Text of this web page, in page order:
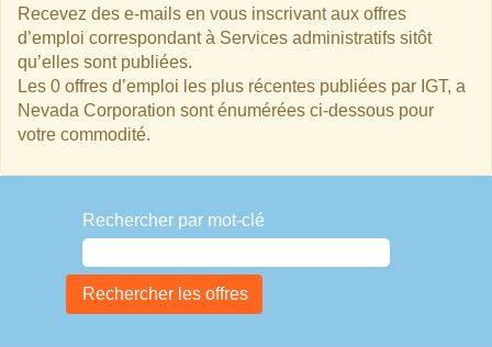
Recevez des e-mails en vous inscrivant aux offres
d’emploi correspondant à Services administratifs sitôt
qu’elles sont publiées.
Les 0 offres d’emploi les plus récentes publiées par IGT, a
Nevada Corporation sont énumérées ci-dessous pour
votre commodité.
Rechercher par mot-clé